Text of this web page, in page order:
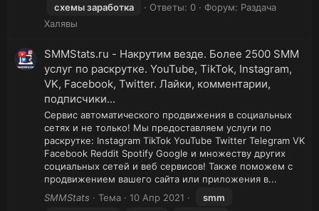
схемы заработка
Ответы: 0 Форум: Раздача
Халявы
SMMStats.ru - Накрутим везде. Более 2500 SMM
услуг по раскрутке. YouTube, TikTok, Instagram,
VK, Facebook, Twitter. Лайки, комментарии,
подписчики...
Сервис автоматического продвижения в социальных
сетях и не только! Мы предоставляем услуги по
раскрутке: Instagram TikTok YouTube Twitter Telegram VK
Facebook Reddit Spotify Google и множеству других
социальных сетей и веб сервисов! Также поможем с
продвижением вашего сайта или приложения в...
SMMStats
Тема 10 Апр 2021 smm